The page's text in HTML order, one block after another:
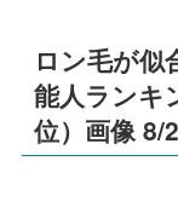
ロン毛が似
能人ランキ
位）画像 8/